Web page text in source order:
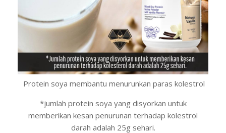
Protein soya membantu menurunkan paras kolestrol
*jumlah protein soya yang disyorkan untuk
memberikan kesan penurunan terhadap kolestrol
darah adalah 25g sehari.